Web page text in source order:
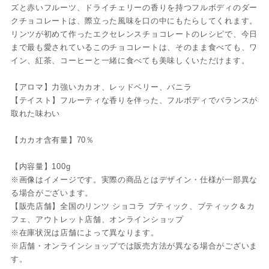
ズと赤いフルーツ、ドライチェリーの香りを持つフルボディのダー
クチョコレートは、際立った風味を口の中にもたらしてくれます。
リンツが初めて作ったエクセレンスチョコレートのレシピで、今日
まで最も愛されているこのチョコレートは、そのまま食べても、ワ
イン、紅茶、コーヒーと一緒に食べても美味しくいただけます。
【アロマ】力強いカカオ、レッドベリー、バニラ
【テイスト】フルーティな香りを伴った、フルボディでバランスが
取れた味わい
【カカオ含有量】70％
【内容量】100g
※画像はイメージです。実際の商品とはデザイン・仕様が一部異な
る場合がございます。
【販売店舗】全国のリンツ ショコラ ブティック、ブティック＆カ
フェ、アウトレット店舗、オンラインショップ
※在庫状況は店舗によって異なります。
※店舗・オンラインショップでは販売方法が異なる場合がございま
す。